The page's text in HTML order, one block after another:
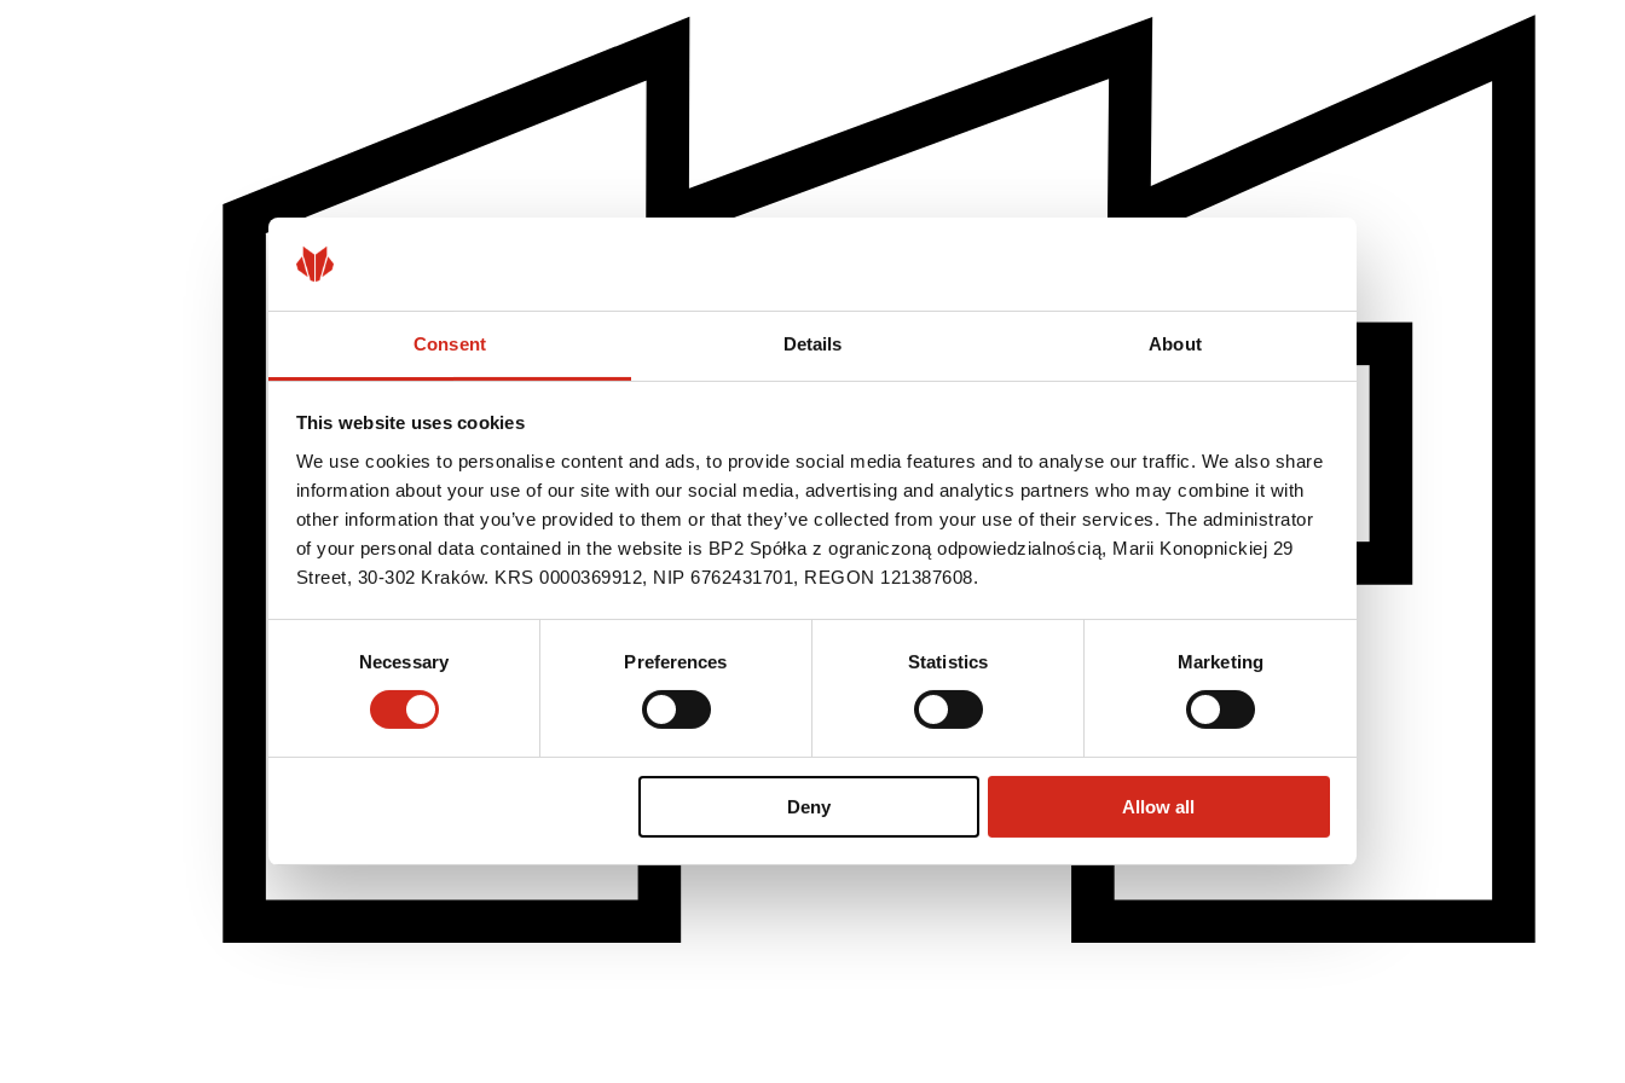
Consent Details About
This website uses cookies
We use cookies to personalise content and ads, to provide social media features and to analyse our traffic. We also share
information about your use of our site with our social media, advertising and analytics partners who may combine it with
other information that you’ve provided to them or that they’ve collected from your use of their services. The administrator
of your personal data contained in the website is BP2 Spółka z ograniczoną odpowiedzialnością, Marii Konopnickiej 29
Street, 30-302 Kraków. KRS 0000369912, NIP 6762431701, REGON 121387608.
Necessary Preferences Statistics Marketing
Deny Allow all